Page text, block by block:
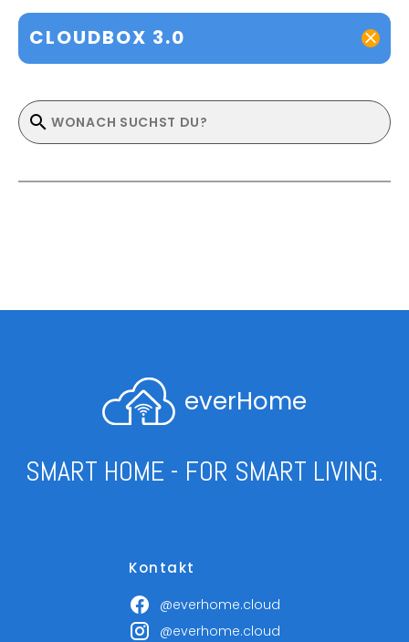
CLOUDBOX 3.0
everHome
SMART HOME - FOR SMART LIVING.
Kontakt
@everhome.cloud
@everhome.cloud